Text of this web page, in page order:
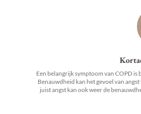
Een belangrijk symptoom van COPD is
Benauwdheid kan het gevoel van angst
juist angst kan ook weer de